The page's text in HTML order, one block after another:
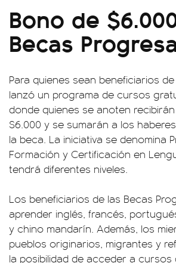
Bono de
Becas
Para quienes sean beneficiarios
lanzó un programa de cursos
donde quienes se anoten
$6.000 y se sumarán a los
la beca. La iniciativa se denomina
Formación y Certificación en
tendrá diferentes niveles.
Los beneficiarios de las Becas
aprender inglés, francés,
y chino mandarín. Además, los
pueblos originarios, migrantes y
la posibilidad de acceder a cursos